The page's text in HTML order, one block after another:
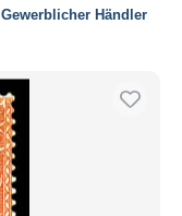
Gewerblicher Händler